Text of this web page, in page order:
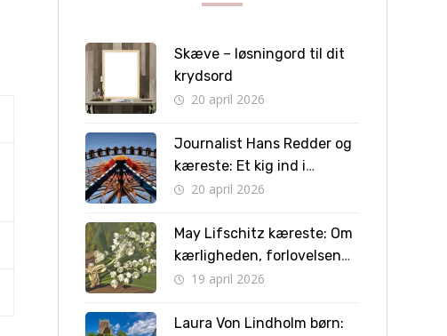
Skæve – løsningord til dit
krydsord
20 april 2026
Journalist Hans Redder og
kæreste: Et kig ind i
privatlivet bag skærmen
20 april 2026
May Lifschitz kæreste: Om
kærligheden, forlovelsen
og vejen til bryllup
19 april 2026
Laura Von Lindholm børn: